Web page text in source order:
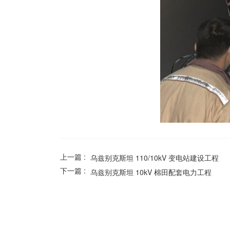
上一篇 : 乌兹别克斯坦 110/10kV 变电站建设工程
下一篇 : 乌兹别克斯坦 10kV 棉田配套电力工程